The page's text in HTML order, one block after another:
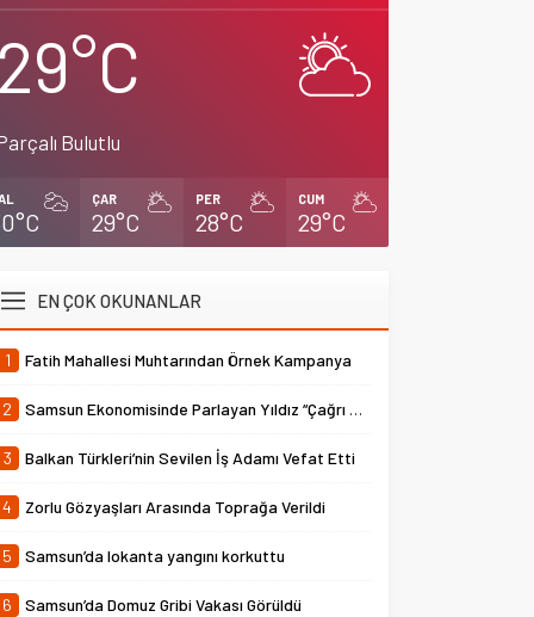
29°C
Bulutlu
ÇAR
29°C
PER
28°C
CUM
29°C
EN ÇOK OKUNANLAR
1 Fatih Mahallesi Muhtarından Örnek Kampanya
2 Samsun Ekonomisinde Parlayan Yıldız “Çağrı Temper”
3 Balkan Türkleri’nin Sevilen İş Adamı Vefat Etti
4 Zorlu Gözyaşları Arasında Toprağa Verildi
5 Samsun’da lokanta yangını korkuttu
6 Samsun’da Domuz Gribi Vakası Görüldü